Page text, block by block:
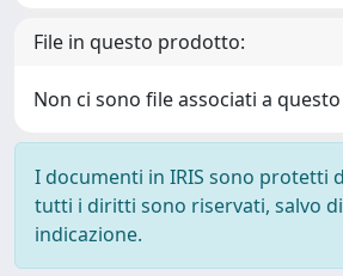
File in questo prodotto:
Non ci sono file associati a
I documenti in IRIS sono protetti
tutti i diritti sono riservati, salvo
indicazione.